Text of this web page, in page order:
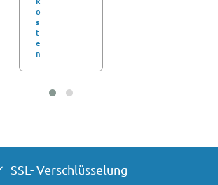
o
s
t
e
n
SSL- Verschlüsselung